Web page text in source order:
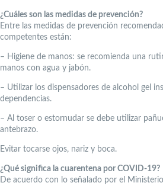
¿Cuáles son las medidas de prevención?
Entre las medidas de prevención
competentes están:
– Higiene de manos: se recomienda una
manos con agua y jabón.
– Utilizar los dispensadores de alcohol gel
dependencias.
– Al toser o estornudar se debe utilizar
antebrazo.
Evitar tocarse ojos, nariz y boca.
¿Qué significa la cuarentena por COVID-19?
De acuerdo con lo señalado por el